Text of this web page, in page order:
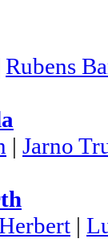
Rubens
| Jarno
|